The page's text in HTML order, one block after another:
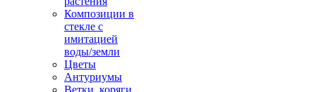
Композиции в
стекле с
имитацией
воды/земли
Цветы
Антуриумы
Ветки, коряги